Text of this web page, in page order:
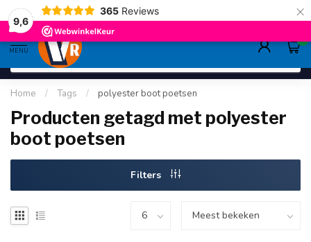
9,6
365 Reviews ×
gratis verzending>80,-
MENU
0
Home / Tags / polyester boot poetsen
Producten getagd met polyester
boot poetsen
Filters